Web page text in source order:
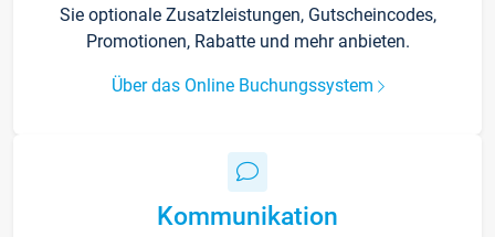
Sie optionale Zusatzleistungen, Gutscheincodes,
Promotionen, Rabatte und mehr anbieten.
Über das Online Buchungssystem
Kommunikation